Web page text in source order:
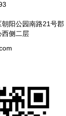
阳公园南路21号郡
西侧二层